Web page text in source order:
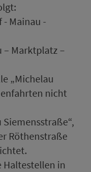
- Mainau -
– Marktplatz –
„Michelau
nicht
Röthenstraße
Haltestellen in